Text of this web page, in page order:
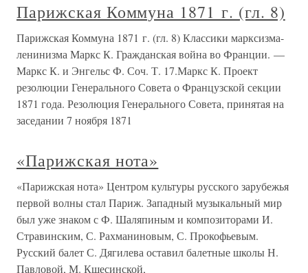
Парижская Коммуна 1871 г. (гл. 8)
Парижская Коммуна 1871 г. (гл. 8) Классики марксизма-
ленинизма Маркс К. Гражданская война во Франции. —
Маркс К. и Энгельс Ф. Соч. Т. 17.Маркс К. Проект
резолюции Генерального Совета о Французской секции
1871 года. Резолюция Генерального Совета, принятая на
заседании 7 ноября 1871
«Парижская нота»
«Парижская нота» Центром культуры русского зарубежья
первой волны стал Париж. Западный музыкальный мир
был уже знаком с Ф. Шаляпиным и композиторами И.
Стравинским, С. Рахманиновым, С. Прокофьевым.
Русский балет С. Дягилева оставил балетные школы Н.
Павловой, М. Кшесинской,